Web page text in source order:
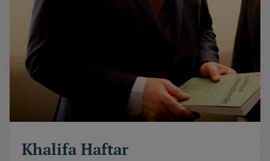
Khalifa Haftar